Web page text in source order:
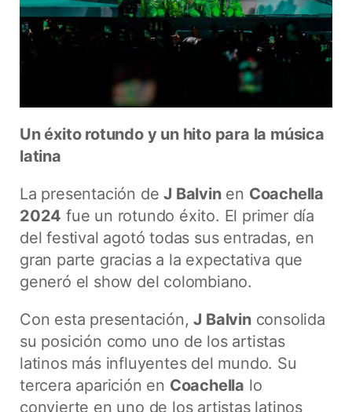
Un éxito rotundo y un hito para la música
latina
La presentación deJ Balvinen Coachella
2024 fue un rotundo éxito. El primer día
del festival agotó todas sus entradas, en
gran parte gracias a la expectativa que
generó el show del colombiano.
Con esta presentación,J Balvinconsolida
su posición como uno de los artistas
latinos más influyentes del mundo. Su
tercera aparición en Coachella lo
convierte en uno de los artistas latinos